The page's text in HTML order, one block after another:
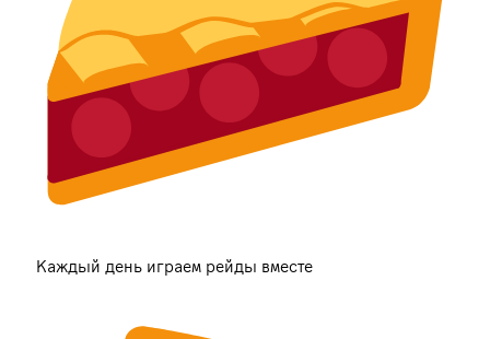
Каждый день играем рейды вместе